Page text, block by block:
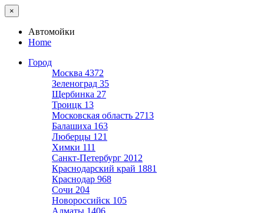
×
Автомойки
Home
Город
Москва 4372
Зеленоград 35
Щербинка 27
Троицк 13
Московская область 2713
Балашиха 163
Люберцы 121
Химки 111
Санкт-Петербург 2012
Краснодарский край 1881
Краснодар 968
Сочи 204
Новороссийск 105
Алматы 1406